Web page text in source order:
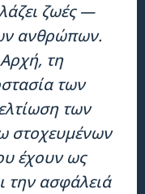
ζωές —
ανθρώπων.
τη
των
των
στοχευμένων
έχουν ως
την ασφάλειά